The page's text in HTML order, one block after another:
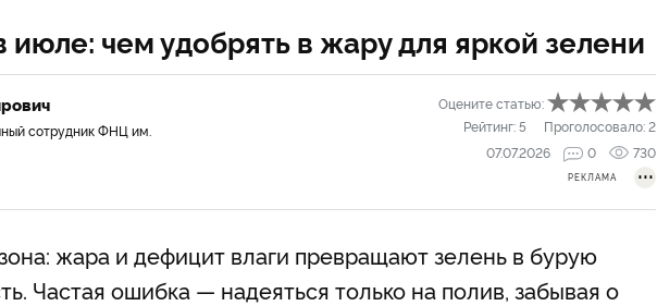
июле: чем удобрять в жару для яркой зелени
сотрудник ФНЦ им.
Оцените статью:
Рейтинг:5 Проголосовало:2
07.07.2026
0 730
РЕКЛАМА
жара и дефицит влаги превращают зелень в бурую
Частая ошибка — надеяться только на полив, забывая о